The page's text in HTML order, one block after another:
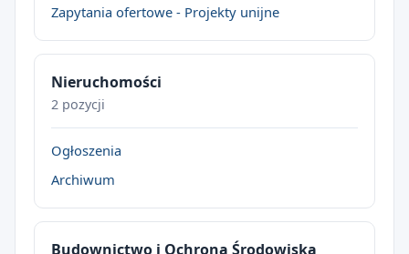
Zapytania ofertowe - Projekty unijne
Nieruchomości
2 pozycji
Ogłoszenia
Archiwum
Budownictwo i Ochrona Środowiska